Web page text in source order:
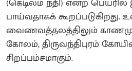
பாய்வதாகக் கூறப்படுகிறது.
வைணவத்தலத்திலும்
கோலம், திருவந்திபுரம்
சிறப்பம்சமாகும்.